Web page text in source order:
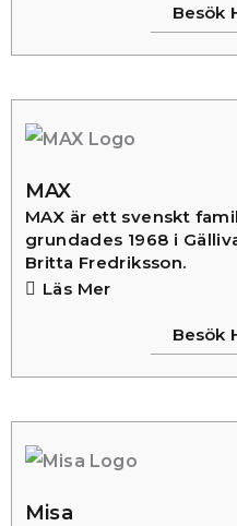
Besök
MAX
MAX är ett svenskt
grundades 1968 i
Britta Fredriksson.
Läs Mer
Besök
Misa